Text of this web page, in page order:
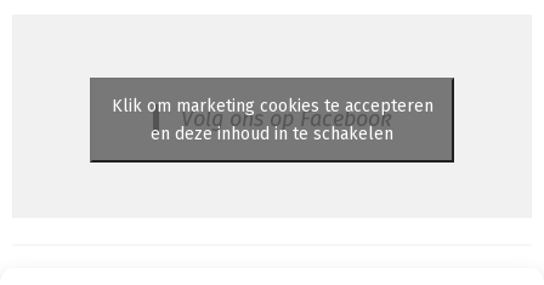
Volg ons op Facebook
Klik om marketing cookies te accepteren
en deze inhoud in te schakelen